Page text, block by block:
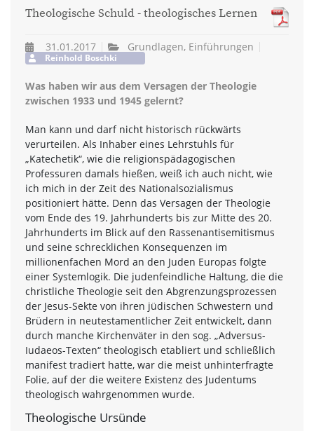
Theologische Schuld - theologisches Lernen
31.01.2017 Grundlagen, Einführungen
Reinhold Boschki
Was haben wir aus dem Versagen der Theologie
zwischen 1933 und 1945 gelernt?
Man kann und darf nicht historisch rückwärts
verurteilen. Als Inhaber eines Lehrstuhls für
„Katechetik“, wie die religionspädagogischen
Professuren damals hießen, weiß ich auch nicht, wie
ich mich in der Zeit des Nationalsozialismus
positioniert hätte. Denn das Versagen der Theologie
vom Ende des 19. Jahrhunderts bis zur Mitte des 20.
Jahrhunderts im Blick auf den Rassenantisemitismus
und seine schrecklichen Konsequenzen im
millionenfachen Mord an den Juden Europas folgte
einer Systemlogik. Die judenfeindliche Haltung, die die
christliche Theologie seit den Abgrenzungsprozessen
der Jesus-Sekte von ihren jüdischen Schwestern und
Brüdern in neutestamentlicher Zeit entwickelt, dann
durch manche Kirchenväter in den sog. „Adversus-
Iudaeos-Texten“ theologisch etabliert und schließlich
manifest tradiert hatte, war die meist unhinterfragte
Folie, auf der die weitere Existenz des Judentums
theologisch wahrgenommen wurde.
Theologische Ursünde